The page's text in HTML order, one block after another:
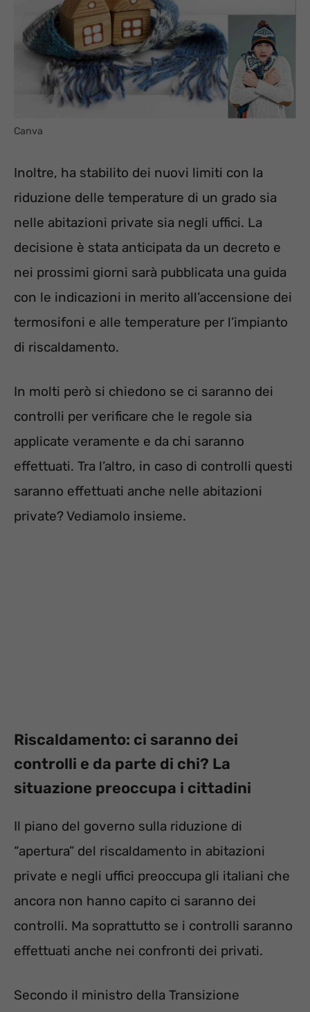
Canva
Inoltre, ha stabilito dei nuovi limiti con la
riduzione delle temperature di un grado sia
nelle abitazioni private sia negli uffici. La
decisione è stata anticipata da un decreto e
nei prossimi giorni sarà pubblicata una guida
con le indicazioni in merito all’accensione dei
termosifoni e alle temperature per l’impianto
di riscaldamento.
In molti però si chiedono se ci saranno dei
controlli per verificare che le regole sia
applicate veramente e da chi saranno
effettuati. Tra l’altro, in caso di controlli questi
saranno effettuati anche nelle abitazioni
private? Vediamolo insieme.
Riscaldamento: ci saranno dei
controlli e da parte di chi? La
situazione preoccupa i cittadini
Il piano del governo sulla riduzione di
“apertura” del riscaldamento in abitazioni
private e negli uffici preoccupa gli italiani che
ancora non hanno capito ci saranno dei
controlli. Ma soprattutto se i controlli saranno
effettuati anche nei confronti dei privati.
Secondo il ministro della Transizione